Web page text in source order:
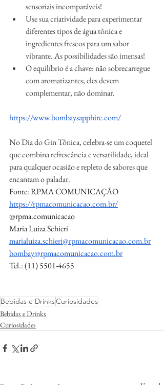
sensoriais incomparáveis!
Use sua criatividade para experimentar
diferentes tipos de água tônica e
ingredientes frescos para um sabor
vibrante. As possibilidades são imensas!
O equilíbrio é a chave: não sobrecarregue
com aromatizantes; eles devem
complementar, não dominar.
https://www.bombaysapphire.com/
No Dia do Gin Tônica, celebra-se um coquetel
que combina refrescância e versatilidade, ideal
para qualquer ocasião e repleto de sabores que
encantam o paladar.
Fonte: RPMA COMUNICAÇÃO
https://rpmacomunicacao.com.br/
@rpma.comunicacao
Maria Luiza Schieri
marialuiza.schieri@rpmacomunicacao.com.br
bombay@rpmacomunicacao.com.br
Tel.: (11) 5501-4655
Bebidas e DrinksCuriosidades
Bebidas e Drinks
Curiosidades